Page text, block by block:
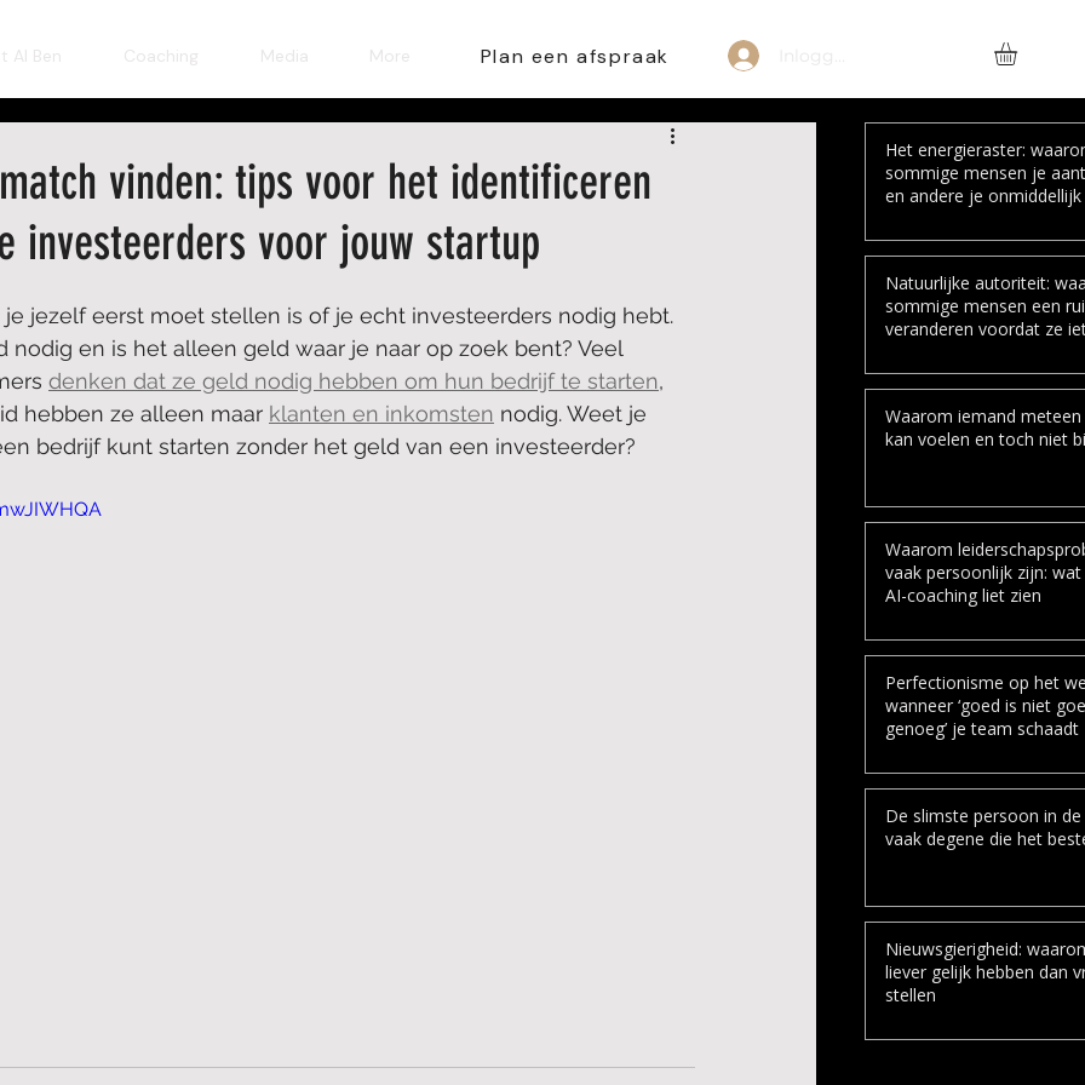
AI Ben Coaching Media More Plan een afspraak Inloggen
vinden: tips voor het identificeren
investeerders voor jouw startup
je jezelf eerst moet stellen is of je echt investeerders nodig hebt.
nodig en is het alleen geld waar je naar op zoek bent? Veel
denken dat ze geld nodig hebben om hun bedrijf te starten,
hebben ze alleen maar klanten en inkomsten nodig. Weet je
bedrijf kunt starten zonder het geld van een investeerder?
Het energieraster:
sommige mensen je
en andere je
Natuurlijke autoriteit:
sommige mensen een
veranderen voordat ze
Waarom iemand
kan voelen en toch niet
Waarom
vaak persoonlijk zijn:
AI-coaching liet zien
Perfectionisme op het
wanneer ‘goed is niet
genoeg’ je team schaadt
De slimste persoon in de
vaak degene die het
Nieuwsgierigheid:
liever gelijk hebben dan
stellen